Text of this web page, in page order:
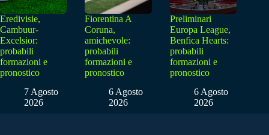
Eredivisie,
Cambuur-
Excelsior:
probabili
formazioni e
pronostico
7 Agosto
2026
Fiorentina A
Coruna,
amichevole:
probabili
formazioni e
pronostico
6 Agosto
2026
Preliminari
Europa League,
Benfica Hearts:
probabili
formazioni e
pronostico
6 Agosto
2026